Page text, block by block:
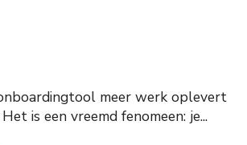
meer werk oplevert
is een vreemd fenomeen: je...